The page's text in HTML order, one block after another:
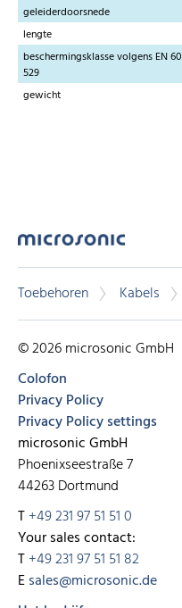
geleiderdoorsnede
lengte
beschermingsklasse volgens EN 60
529
gewicht
Toebehoren Kabels
© 2026 microsonic GmbH
Colofon
Privacy Policy
Privacy Policy settings
microsonic GmbH
Phoenixseestraße 7
44263 Dortmund
T+49 231 97 51 51 0
Your sales contact:
T+49 231 97 51 51 82
Esales@microsonic.de